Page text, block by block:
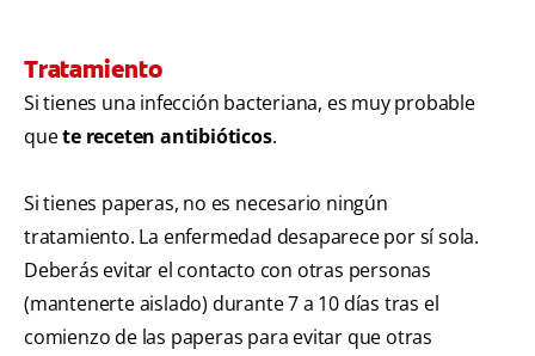
Tratamiento
Si tienes una infección bacteriana, es muy probable
quete receten antibióticos.
Si tienes paperas, no es necesario ningún
tratamiento. La enfermedad desaparece por sí sola.
Deberás evitar el contacto con otras personas
(mantenerte aislado) durante 7 a 10 días tras el
comienzo de las paperas para evitar que otras